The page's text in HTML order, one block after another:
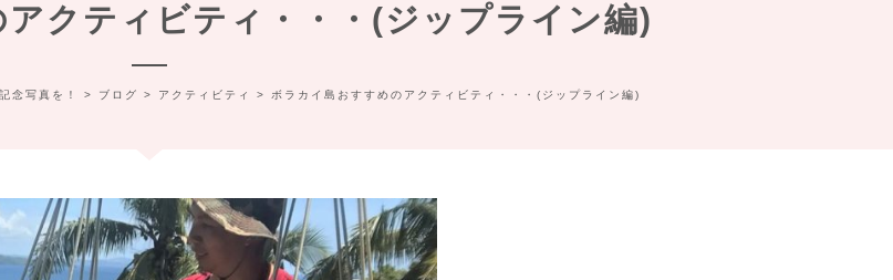
クティビティ・・・(ジップライン編)
念写真を！ > ブログ > アクティビティ > ボラカイ島おすすめのアクティビティ・・・(ジップライン編)